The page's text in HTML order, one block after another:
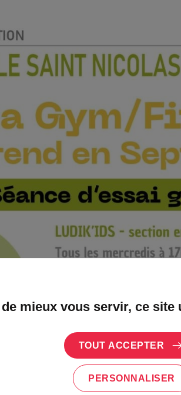
mieux vous servir, ce site
TOUT ACCEPTER
PERSONNALISER